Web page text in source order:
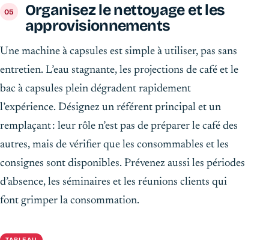
Organisez le nettoyage et les
approvisionnements
Une machine à capsules est simple à utiliser, pas sans
entretien. L’eau stagnante, les projections de café et le
bac à capsules plein dégradent rapidement
l’expérience. Désignez un référent principal et un
remplaçant : leur rôle n’est pas de préparer le café des
autres, mais de vérifier que les consommables et les
consignes sont disponibles. Prévenez aussi les périodes
d’absence, les séminaires et les réunions clients qui
font grimper la consommation.